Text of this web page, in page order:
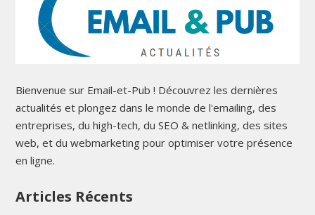
Bienvenue sur Email-et-Pub ! Découvrez les dernières
actualités et plongez dans le monde de l'emailing, des
entreprises, du high-tech, du SEO & netlinking, des sites
web, et du webmarketing pour optimiser votre présence
en ligne.
Articles Récents